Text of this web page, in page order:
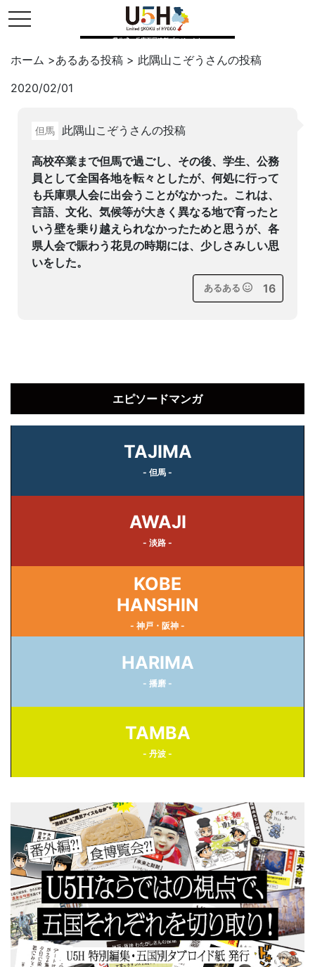
toggle navigation
県公式・兵庫五国連邦プロジェクト
ホーム >あるある投稿 > 此隅山こぞう さんの投稿
2020/02/01
但馬 此隅山こぞうさんの投稿
高校卒業まで但馬で過ごし、その後、学生、公務
員として全国各地を転々としたが、何処に行って
も兵庫県人会に出会うことがなかった。これは、
言語、文化、気候等が大きく異なる地で育ったと
いう壁を乗り越えられなかったためと思うが、各
県人会で賑わう花見の時期には、少しさみしい思
いをした。
あるある 16
Twitter
はてブ
エピソードマンガ
TAJIMA
- 但馬 -
AWAJI
- 淡路 -
KOBE
HANSHIN
- 神戸・阪神 -
HARIMA
- 播磨 -
TAMBA
- 丹波 -